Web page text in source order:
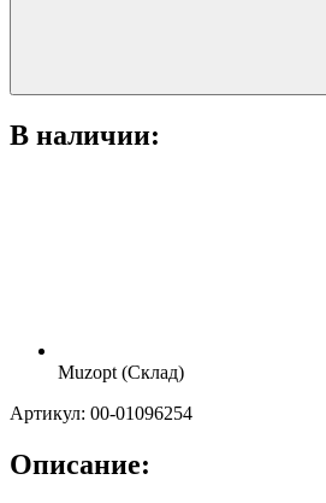
В наличии:
Muzopt (Склад)
Артикул: 00-01096254
Описание: